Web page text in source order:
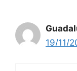
19/11/